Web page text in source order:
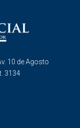
10 de Agosto
3134